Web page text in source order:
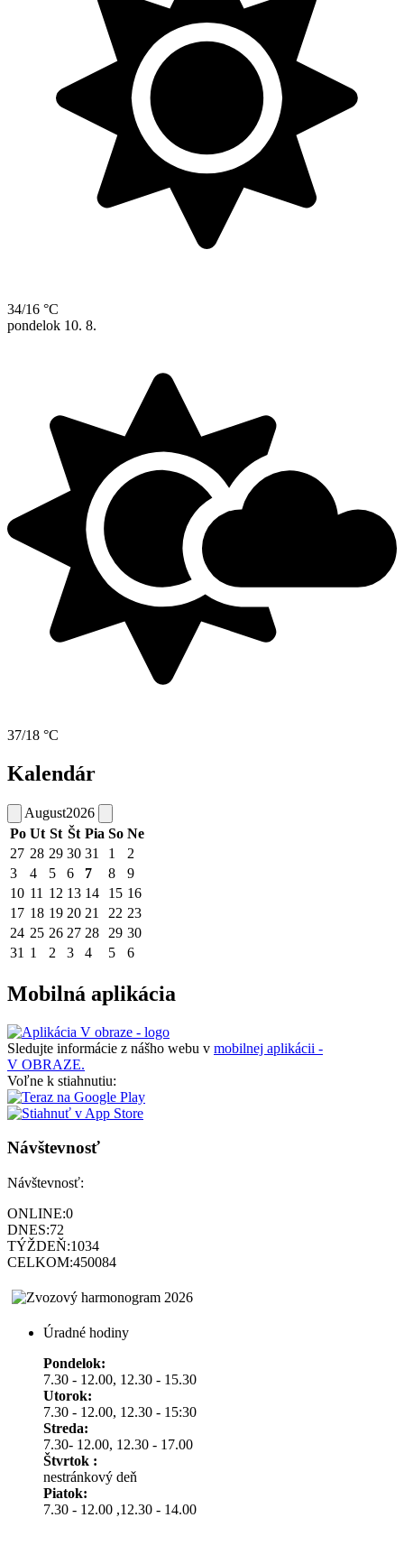
34/16 °C
pondelok 10. 8.
37/18 °C
Kalendár
August2026
Po Ut St Št Pia So Ne
27 28 29 30 31 1
2
3
4 5 6 7 8
9
10 11 12 13 14 15 16
17 18 19 20 21 22 23
24 25 26 27 28 29 30
31 1 2 3 4 5 6
Mobilná aplikácia
Sledujte informácie z nášho webu v mobilnej aplikácii -
V OBRAZE.
Voľne k stiahnutiu:
Návštevnosť
Návštevnosť:
ONLINE:0
DNES:72
TÝŽDEŇ:1034
CELKOM:450084
Úradné hodiny
Pondelok:
7.30 - 12.00, 12.30 - 15.30
Utorok:
7.30 - 12.00, 12.30 - 15:30
Streda:
7.30- 12.00, 12.30 - 17.00
Štvrtok :
nestránkový deň
Piatok:
7.30 - 12.00 ,12.30 - 14.00